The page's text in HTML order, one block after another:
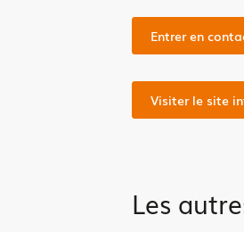
Entrer en
Visiter le site
Les